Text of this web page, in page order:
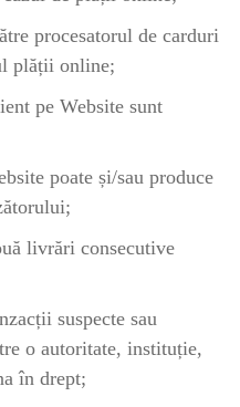
procesatorul de carduri
plății online;
pe Website sunt
poate și/sau produce
livrări consecutive
suspecte sau
o autoritate, instituție,
în drept;